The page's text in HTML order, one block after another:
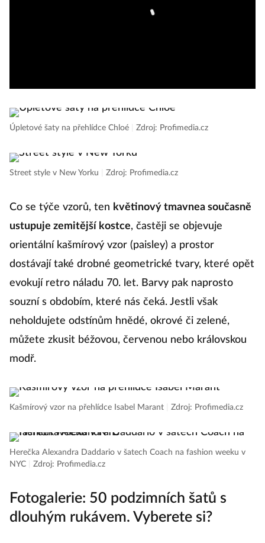
Úpletové šaty na přehlídce Chloé Zdroj: Profimedia.cz
Street style v New Yorku Zdroj: Profimedia.cz
Co se týče vzorů, ten květinový tmavnea současně
ustupuje zemitější kostce, častěji se objevuje
orientální kašmírový vzor (paisley) a prostor
dostávají také drobné geometrické tvary, které opět
evokují retro náladu 70. let. Barvy pak naprosto
souzní s obdobím, které nás čeká. Jestli však
neholdujete odstínům hnědé, okrové či zelené,
můžete zkusit béžovou, červenou nebo královskou
modř.
Kašmírový vzor na přehlídce Isabel Marant Zdroj: Profimedia.cz
Herečka Alexandra Daddario v šatech Coach na fashion weeku v
NYC
Zdroj: Profimedia.cz
Fotogalerie: 50 podzimních šatů s
dlouhým rukávem. Vyberete si?